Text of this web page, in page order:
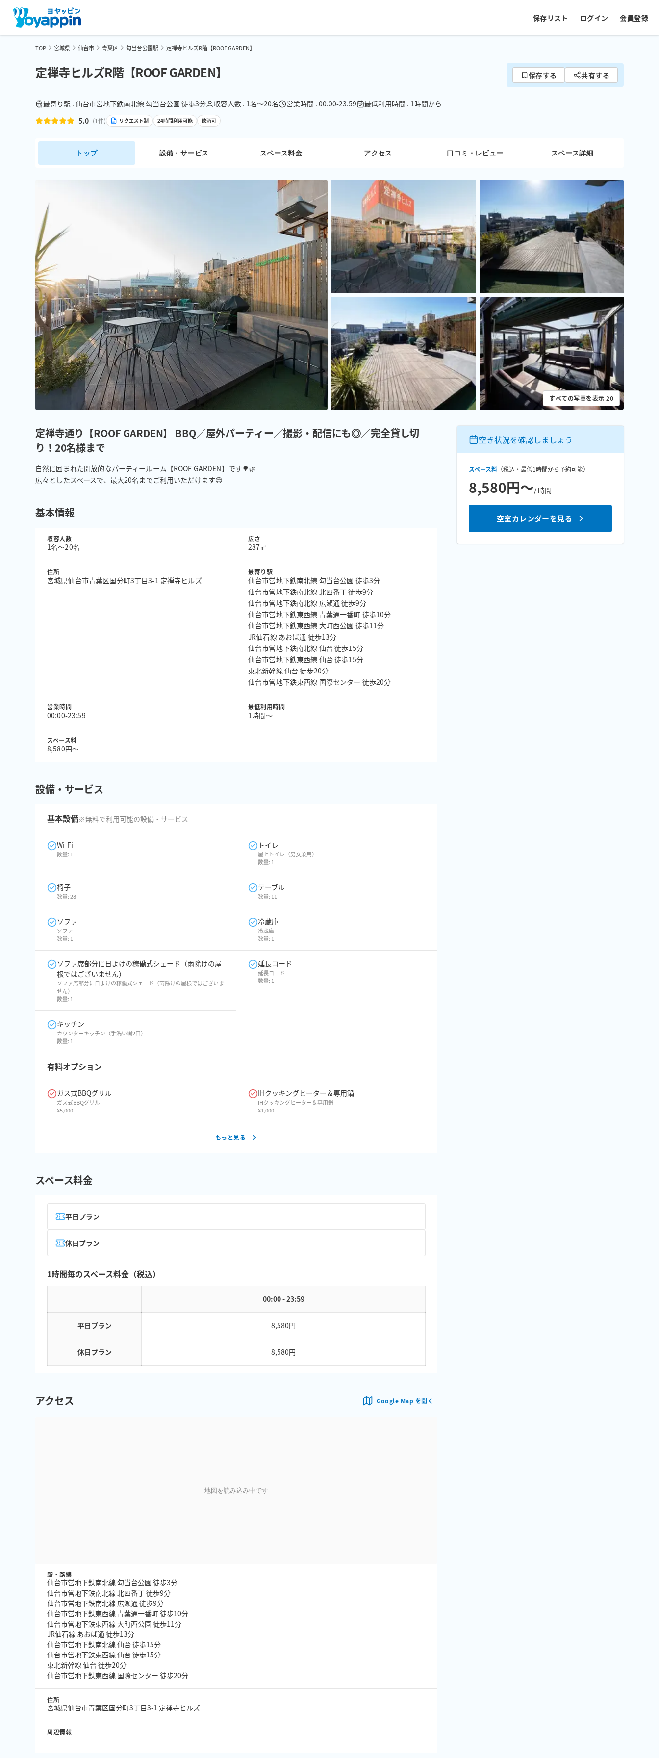
保存リスト ログイン 会員登録
TOP 宮城県 仙台市 青葉区 勾当台公園駅 定禅寺ヒルズR階【ROOF GARDEN】
すべての写真を表示20
定禅寺ヒルズR階【ROOF GARDEN】 保存する 共有する
最寄り駅 : 仙台市営地下鉄南北線 勾当台公園 徒歩3分 収容人数 : 1名〜20名 営業時間 : 00:00-23:59
最低利用時間 : 1時間から
5.0 (1件) リクエスト制 24時間利用可能 飲酒可
トップ 設備・サービス スペース料金 アクセス 口コミ・レビュー スペース詳細
定禅寺通り【ROOF GARDEN】 BBQ／屋外パーティー／撮影・配信にも◎／完全貸し切
り！20名様まで
自然に囲まれた開放的なパーティールーム【ROOF GARDEN】です🌳🌿
広々としたスペースで、最大20名までご利用いただけます😊
基本情報
収容人数
1名〜20名
広さ
287㎡
住所
宮城県仙台市青葉区国分町3丁目3-1 定禅寺ヒルズ
最寄り駅
仙台市営地下鉄南北線 勾当台公園 徒歩3分
仙台市営地下鉄南北線 北四番丁 徒歩9分
仙台市営地下鉄南北線 広瀬通 徒歩9分
仙台市営地下鉄東西線 青葉通一番町 徒歩10分
仙台市営地下鉄東西線 大町西公園 徒歩11分
JR仙石線 あおば通 徒歩13分
仙台市営地下鉄南北線 仙台 徒歩15分
仙台市営地下鉄東西線 仙台 徒歩15分
東北新幹線 仙台 徒歩20分
仙台市営地下鉄東西線 国際センター 徒歩20分
営業時間
00:00-23:59
最低利用時間
1時間〜
スペース料
8,580円〜
設備・サービス
基本設備※無料で利用可能の設備・サービス
Wi-Fi
数量: 1
トイレ
屋上トイレ（男女兼用）
数量: 1
椅子
数量:28
テーブル
数量: 11
ソファ
ソファ
数量: 1
冷蔵庫
冷蔵庫
数量: 1
ソファ席部分に日よけの稼働式シェード（雨除けの屋
根ではございません）
ソファ席部分に日よけの稼働式シェード（雨除けの屋根ではございま
せん）
数量: 1
延長コード
延長コード
数量: 1
キッチン
カウンターキッチン（手洗い場2口）
数量: 1
有料オプション
ガス式BBQグリル
ガス式BBQグリル
¥5,000
IHクッキングヒーター＆専用鍋
IHクッキングヒーター＆専用鍋
¥1,000
もっと見る
スペース料金
平日プラン
休日プラン
1時間毎のスペース料金（税込）
00:00 - 23:59
平日プラン 8,580円
休日プラン 8,580円
アクセス Google Map を開く
地図を読み込み中です
駅・路線
仙台市営地下鉄南北線 勾当台公園 徒歩3分
仙台市営地下鉄南北線 北四番丁 徒歩9分
仙台市営地下鉄南北線 広瀬通 徒歩9分
仙台市営地下鉄東西線 青葉通一番町 徒歩10分
仙台市営地下鉄東西線 大町西公園 徒歩11分
JR仙石線 あおば通 徒歩13分
仙台市営地下鉄南北線 仙台 徒歩15分
仙台市営地下鉄東西線 仙台 徒歩15分
東北新幹線 仙台 徒歩20分
仙台市営地下鉄東西線 国際センター 徒歩20分
住所
宮城県仙台市青葉区国分町3丁目3-1 定禅寺ヒルズ
周辺情報
-
空き状況を確認しましょう
スペース料 （税込・最低1時間から予約可能）
8,580円〜/ 時間
空室カレンダーを見る